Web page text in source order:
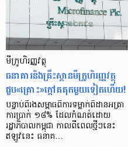
មីក្រូ​ហិរញ្ញវត្ថុ
ធនាគារ​និង​គ្រឹះស្ថាន​មីក្រូ​ហិរញ្ញវត្ថុ​
ជួប«គ្រោះ»ក្តៅ​គគុក​មួយ​ទៀត​ហើយ!
បន្ទាប់​ពី​រង​សម្ពាធ​​ពី​ការ​ទម្លាក់​ពិដាន​អត្រា​
ការ​ប្រាក់ ១៨​% ដែល​កំណត់​ដោយ​
រដ្ឋាភិបាល​កម្ពុជា កាល​ពី​ពេល​ថ្មីៗ​នេះ
ឥឡូវ​នេះ ធនាគ…